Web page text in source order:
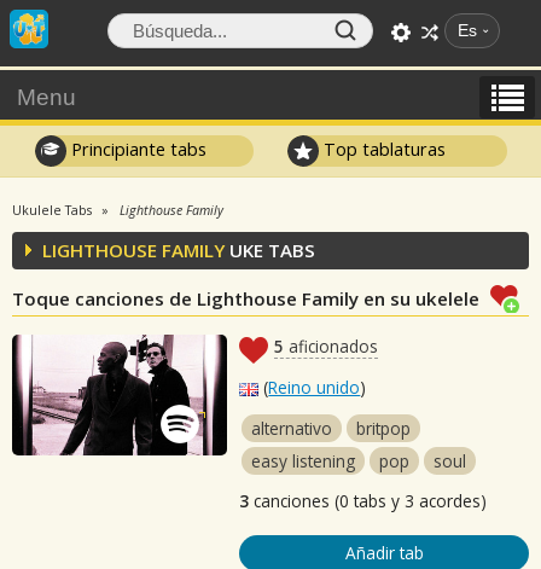
Es
Menu
Principiante tabs Top tablaturas
Ukulele Tabs Lighthouse Family
LIGHTHOUSE FAMILYUKE TABS
Toque canciones de Lighthouse Family en su ukelele
5 aficionados
(Reino unido)
alternativo
britpop
easy listening
pop
soul
3 canciones (0 tabs y 3 acordes)
Añadir tab